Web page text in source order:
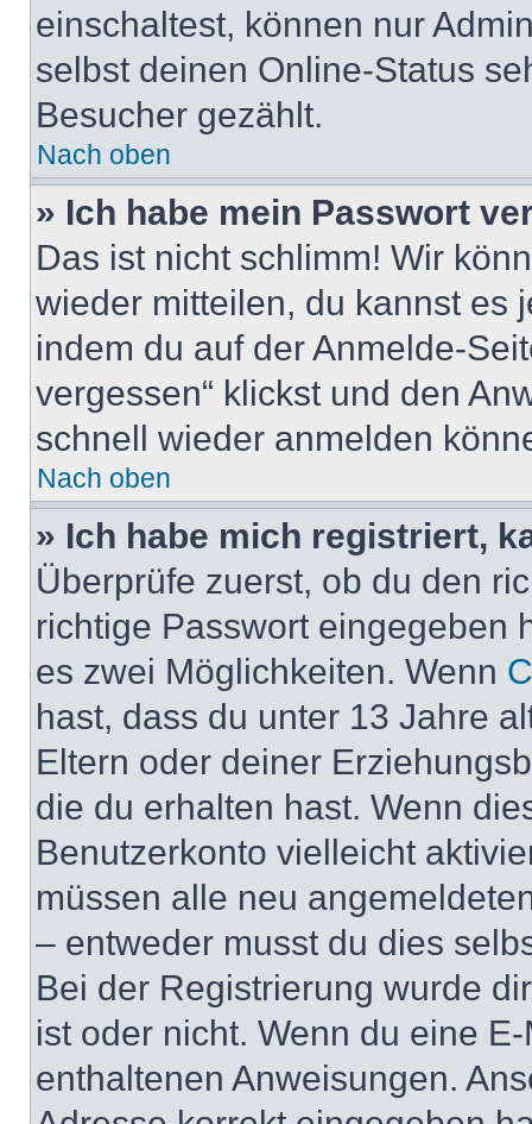
einschaltest, können nur
selbst deinen Online-Status
Besucher gezählt.
Nach oben
» Ich habe mein Passwort
Das ist nicht schlimm! Wir
wieder mitteilen, du kannst es
indem du auf der Anmelde-
vergessen“ klickst und den
schnell wieder anmelden
Nach oben
» Ich habe mich registriert,
Überprüfe zuerst, ob du den
richtige Passwort eingegeben
es zwei Möglichkeiten. Wenn
hast, dass du unter 13 Jahre
Eltern oder deiner
die du erhalten hast. Wenn
Benutzerkonto vielleicht
müssen alle neu
– entweder musst du dies
Bei der Registrierung wurde
ist oder nicht. Wenn du eine
enthaltenen Anweisungen.